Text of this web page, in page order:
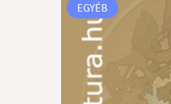
EGYÉB